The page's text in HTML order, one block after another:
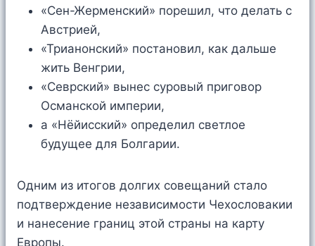
«Сен-Жерменский» порешил, что делать с
Австрией,
«Трианонский» постановил, как дальше
жить Венгрии,
«Севрский» вынес суровый приговор
Османской империи,
а «Нёйисский» определил светлое
будущее для Болгарии.
Одним из итогов долгих совещаний стало
подтверждение независимости Чехословакии
и нанесение границ этой страны на карту
Европы.